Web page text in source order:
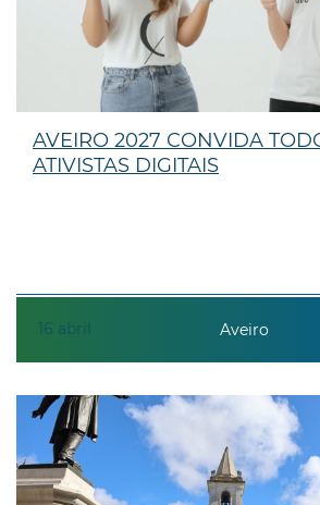
16 abril
AVEIRO 2027 CONVIDA
ATIVISTAS DIGITAIS
Aveiro